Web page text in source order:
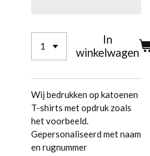
In
winkelwagen
Wij bedrukken op katoenen
T-shirts met opdruk zoals
het voorbeeld.
Gepersonaliseerd met naam
en rugnummer